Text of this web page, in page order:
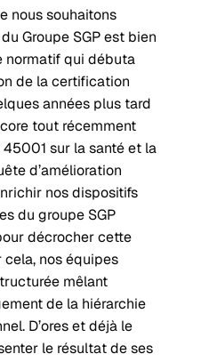
nous souhaitons
Groupe SGP est bien
normatif qui débuta
de la certification
années plus tard
tout récemment
sur la santé et la
d’amélioration
nos dispositifs
du groupe SGP
décrocher cette
nos équipes
mêlant
de la hiérarchie
D’ores et déjà le
le résultat de ses